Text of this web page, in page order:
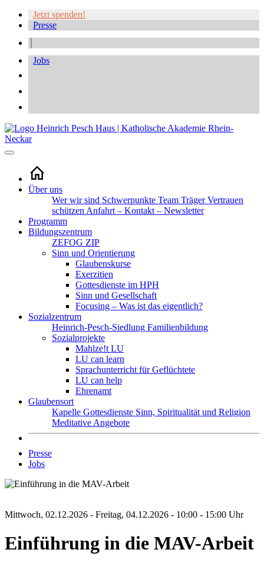
Jetzt spenden!
Presse
Jobs
Über uns
Wer wir sind Schwerpunkte Team TrägerVertrauen
schützen Anfahrt – Kontakt – Newsletter
Programm
Bildungszentrum
ZEFOG ZIP
Sinn und Orientierung
Glaubenskurse
Exerzitien
Gottesdienste im HPH
Sinn und Gesellschaft
Focusing – Was ist das eigentlich?
Sozialzentrum
Heinrich-Pesch-Siedlung Familienbildung
Sozialprojekte
Mahlze!t LU
LU can learn
Sprachunterricht für Geflüchtete
LU can help
Ehrenamt
Glaubensort
Kapelle Gottesdienste Sinn, Spiritualität und Religion
Meditative Angebote
Presse
Jobs
Mittwoch, 02.12.2026 - Freitag, 04.12.2026 - 10:00 - 15:00 Uhr
Einführung in die MAV-Arbeit